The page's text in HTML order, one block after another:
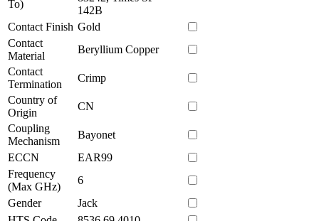
To)
142B
Contact Finish Gold
Contact
Material
Beryllium Copper
Contact
Termination
Crimp
Country of
Origin
CN
Coupling
Mechanism
Bayonet
ECCN
EAR99
Frequency
(Max GHz)
6
Gender
Jack